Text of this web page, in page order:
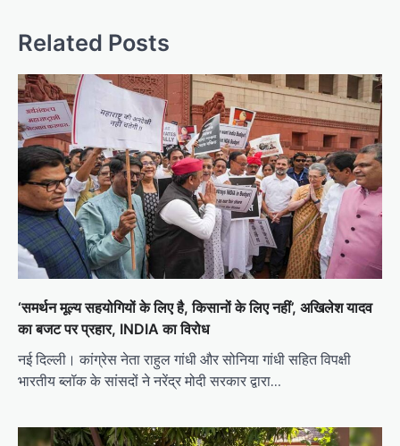
Related Posts
‘समर्थन मूल्य सहयोगियों के लिए है, किसानों के लिए नहीं’, अखिलेश यादव
का बजट पर प्रहार, INDIA का विरोध
नई दिल्ली। कांग्रेस नेता राहुल गांधी और सोनिया गांधी सहित विपक्षी
भारतीय ब्लॉक के सांसदों ने नरेंद्र मोदी सरकार द्वारा…